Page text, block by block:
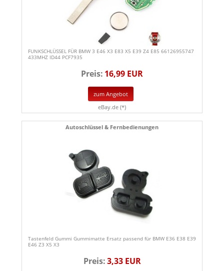
FUNKSCHLÜSSEL FÜR BMW 3 E46 X3 E83 X5 E39 Z4 E85 66126955747
433MHZ ID44 PCF7935
Preis: 16,99 EUR
zum Angebot
eBay.de (*)
Autoschlüssel & Fernbedienungen
Tastenfeld Gummi Gummimatte Ersatz passend für BMW E36 E38 E39
E46 Z3 X5 X3
Preis:3,33 EUR